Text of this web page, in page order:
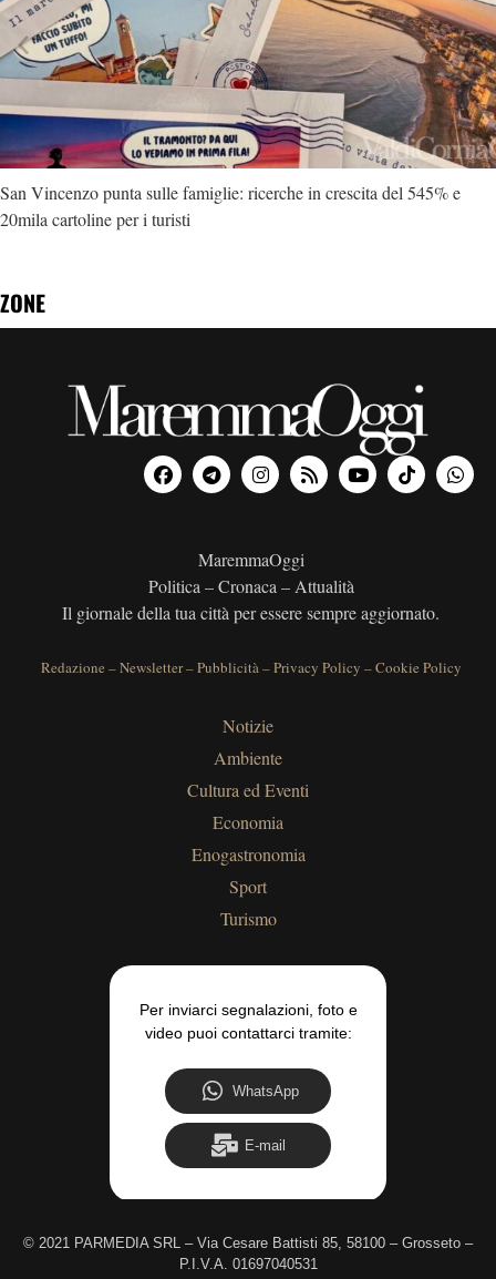
San Vincenzo punta sulle famiglie: ricerche in crescita del 545% e
20mila cartoline per i turisti
ZONE
MaremmaOggi
Politica – Cronaca – Attualità
Il giornale della tua città per essere sempre aggiornato.
Redazione –Newsletter–Pubblicità–Privacy Policy –Cookie Policy
Notizie
Ambiente
Cultura ed Eventi
Economia
Enogastronomia
Sport
Turismo
Per inviarci segnalazioni, foto e
video puoi contattarci tramite:
WhatsApp
E-mail
© 2021 PARMEDIA SRL – Via Cesare Battisti 85, 58100 – Grosseto –
P.I.V.A. 01697040531